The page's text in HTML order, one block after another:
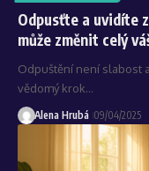
Odpusťte a uvidíte
může změnit celý
Odpuštění není slabost
vědomý krok…
Alena Hrubá 09/04/2025